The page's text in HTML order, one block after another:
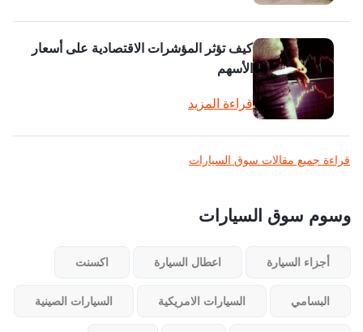
كيف تؤثر المؤشرات الاقتصادية على أسعار
الأسهم
قراءة المزيد
قراءة جميع مقالات سوق السيارات
وسوم سوق السيارات
أجزاء السيارة اعطال السيارة اكسنت
البسامي السيارات الامريكية السيارات الصينية